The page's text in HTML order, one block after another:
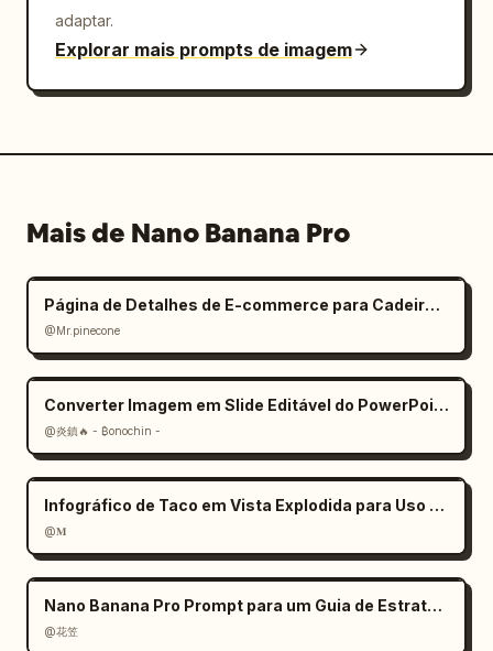
adaptar.
Explorar mais prompts de imagem
Mais de Nano Banana Pro
Página de Detalhes de E-commerce para Cadeira de Escritório Ergonômica (Mobile)
@Mr.pinecone
Converter Imagem em Slide Editável do PowerPoint: Prompt
@炎鎮🔥 - ₿onochin -
Infográfico de Taco em Vista Explodida para Uso Comercial
@𝐌
Nano Banana Pro Prompt para um Guia de Estratégia de Jogo
@花笠